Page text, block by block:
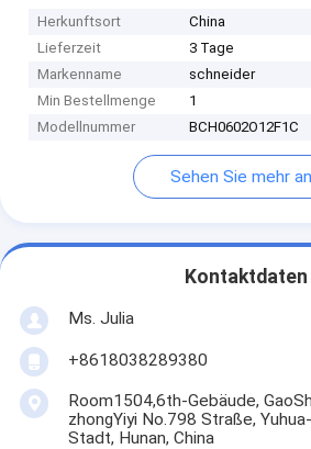
Herkunftsort
China
Lieferzeit
3 Tage
Markenname
schneider
Min Bestellmenge
1
Modellnummer
BCH0602O12F1C
Sehen Sie mehr an
Kontaktdaten
Ms. Julia
+8618038289380
Room1504,6th-Gebäude,
zhongYiyi No.798 Straße,
Stadt, Hunan, China